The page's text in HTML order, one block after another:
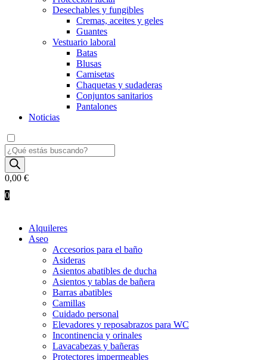
Desechables y fungibles
Cremas, aceites y geles
Guantes
Vestuario laboral
Batas
Blusas
Camisetas
Chaquetas y sudaderas
Conjuntos sanitarios
Pantalones
Noticias
Búsqueda
de
productos
0,00 €
0
Alquileres
Aseo
Accesorios para el baño
Asideras
Asientos abatibles de ducha
Asientos y tablas de bañera
Barras abatibles
Camillas
Cuidado personal
Elevadores y reposabrazos para WC
Incontinencia y orinales
Lavacabezas y bañeras
Protectores impermeables